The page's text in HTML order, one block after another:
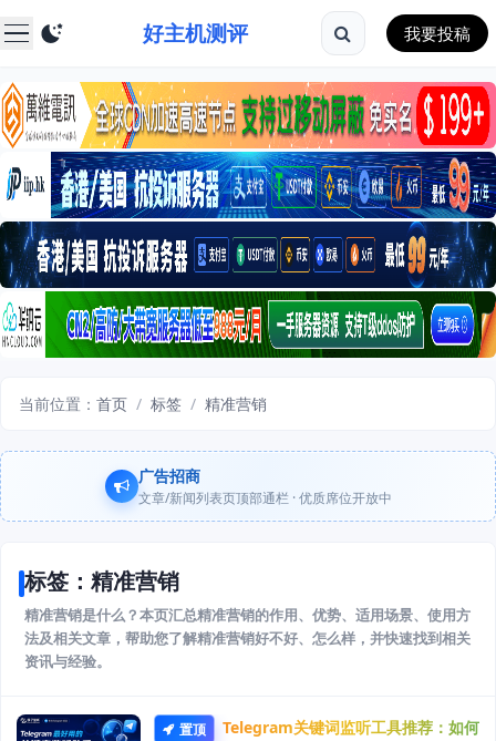
好主机测评 我要投稿
当前位置： 首页 / 标签 / 精准营销
广告招商
文章/新闻列表页顶部通栏 · 优质席位开放中
标签：精准营销
精准营销是什么？本页汇总精准营销的作用、优势、适用场景、使用方
法及相关文章，帮助您了解精准营销好不好、怎么样，并快速找到相关
资讯与经验。
置顶
Telegram关键词监听工具推荐：如何